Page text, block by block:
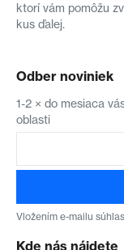
ktorí vám pomôžu
kus ďalej.
Odber noviniek
1-2 × do mesiaca
oblasti
Vložením e-mailu
Kde nás nájdete